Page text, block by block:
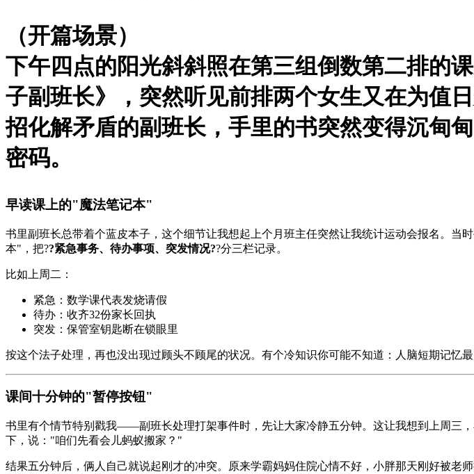
（开篇场景）
下午四点的阳光斜斜照在第三组倒数第二排的
子副班长》，突然听见前排两个女生又在为值
招化解矛盾的副班长，手里的书突然变得沉
密码。
早读课上的"魔法笔记本"
书里副班长总带着个蓝皮本子，这个细节让我想起上个月班主任突然让我统计运动会报名。
本"，把??紧急事务、待办事项、突发情况??分三栏记录。
比如上周二：
紧急：数学课代表发烧请假
待办：收齐32份家长回执
突发：保管室钥匙断在锁眼里
按这个法子处理，再也没出现过顾头不顾尾的状况。有个冷知识你可能不知道：人脑短期记忆
课间十分钟的"暂停按钮"
书里有个情节特别戳我——副班长处理打架事件时，先让大家冷静五分钟。这让我想到上周三
下，说："咱们先看会儿蚂蚁搬家？"
结果五分钟后，俩人自己就说起刚才的冲突。原来学霸妈妈住院心情不好，小胖那天刚好被老